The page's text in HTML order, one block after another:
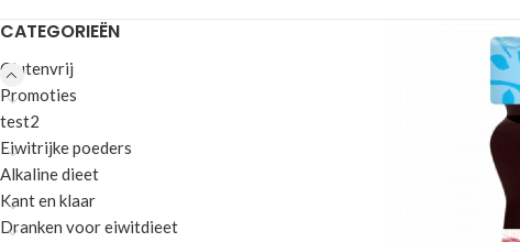
CATEGORIEËN
Glutenvrij
Promoties
test2
Eiwitrijke poeders
Alkaline dieet
Kant en klaar
Dranken voor eiwitdieet